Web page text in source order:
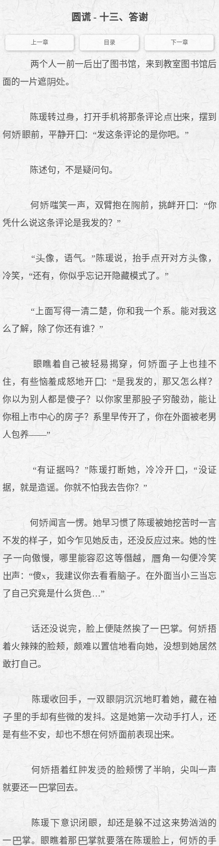
圆谎 - 十三、答谢
上一章 目录 下一章
两个人一前一后
了图书馆，来到教室图书馆后
面的一片遮
。
陈瑗转过 ，打开手机将那条评论
来，摆到
何
前，平静开 ：“发这条评论的是你吧。”
陈述句，不是疑问句。
何 嗤笑一声，双臂抱在 前，挑衅开
：“你
凭什么说这条评论是我发的？”
“ 像，语气。”陈瑗说，抬手 开对方
像，
冷笑，“还有，你似乎忘记开隐藏模式了。”
“上面写得一清二楚，你和我一个系。能对我这
么了解，除了你还有谁？”
瞧着自己被轻易揭穿，何 面
上也挂不
住，有些恼羞成怒地开
：“是我发的，那又怎么样？
你以为别人都是傻
？以你家里那
穷酸劲，能让
你租上市
心的房
？系里早传开了，你在外面被老男
人包养——”
“有证据吗？”陈瑗打断她，冷冷开
，“没证
据，就是造谣。你就不怕我去告你？”
何
闻言一愣。她早习惯了陈瑗被她挖苦时一言
不发的样
，如今乍见她反击，还没反应过来。她的
一向傲慢，哪里能容忍这等僭越，
角一勾便冷笑
声：“傻x，我建议你去看看脑
。在外面当小三当忘
了自己究竟是什么货
…”
话还没说完，脸上便陡然挨了一 掌。何
捂
着火辣辣的脸颊，颇难以置信地看向她，没想到她居然
敢打自己。
陈瑗收回手，一双
沉沉地盯着她，藏在袖
里的手却有些微的发抖。这是她第一次动手打人，还
是有些不安，却也不想在何
面前表现 来。
何 捂着红 发
的脸颊愣了半晌，尖叫一声
就要还一
掌回去。
陈瑗 意识闭
，却还是躲不过这来势汹汹的
一
掌。 瞧着那 掌就要落在陈瑗脸上，何
的手